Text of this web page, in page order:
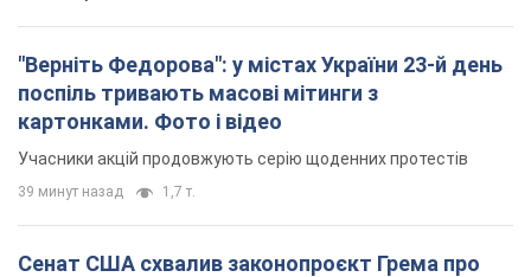
"Верніть Федорова": у містах України 23-й день
поспіль тривають масові мітинги з
картонками. Фото і відео
Учасники акцій продовжують серію щоденних протестів
39 минут назад 1,7 т.
Сенат США схвалив законопроєкт Грема про